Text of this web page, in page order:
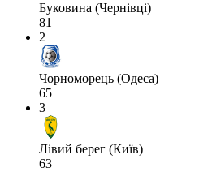
Буковина (Чернівці)
81
2
Чорноморець (Одеса)
65
3
Лівий берег (Київ)
63